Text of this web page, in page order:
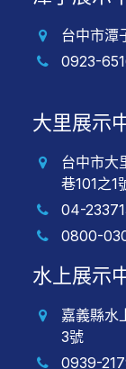
台中市潭
0923-
大里展示
台中市大
巷101之1
04-
0800-
水上展示
嘉義縣水
3號
0939-